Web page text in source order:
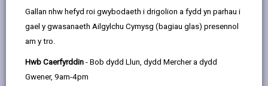
Gallan nhw hefyd roi gwybodaeth i drigolion a fydd yn parhau i
gael y gwasanaeth Ailgylchu Cymysg (bagiau glas) presennol
am y tro.
Hwb Caerfyrddin - Bob dydd Llun, dydd Mercher a dydd
Gwener, 9am-4pm
by
share
this
on
share
this
on
Rydym yn gyfrifol am sicrhau bod y mathau canlynol o
sefydliadau anifeiliaid wedi'u trwyddedu.